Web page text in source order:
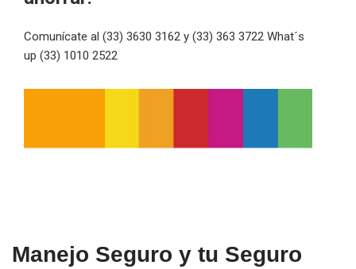
Comunícate al (33) 3630 3162 y (33) 363 3722 What´s
up (33) 1010 2522
Manejo Seguro y tu Seguro